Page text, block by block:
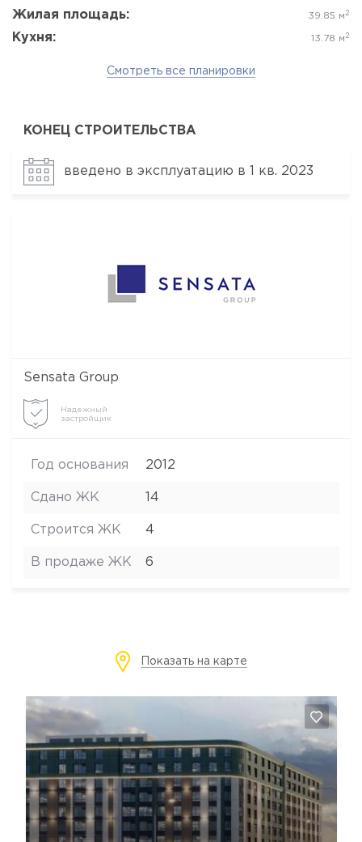
Жилая площадь: 39.85 м 2
Кухня: 13.78 м 2
Смотреть все планировки
КОНЕЦ СТРОИТЕЛЬСТВА
введено в эксплуатацию в 1 кв. 2023
Sensata Group
Надежный
застройщик
Год основания 2012
Сдано ЖК 14
Строится ЖК 4
В продаже ЖК 6
Показать на карте